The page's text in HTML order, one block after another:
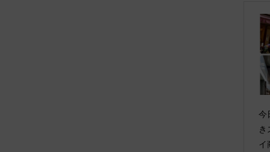
今
イ